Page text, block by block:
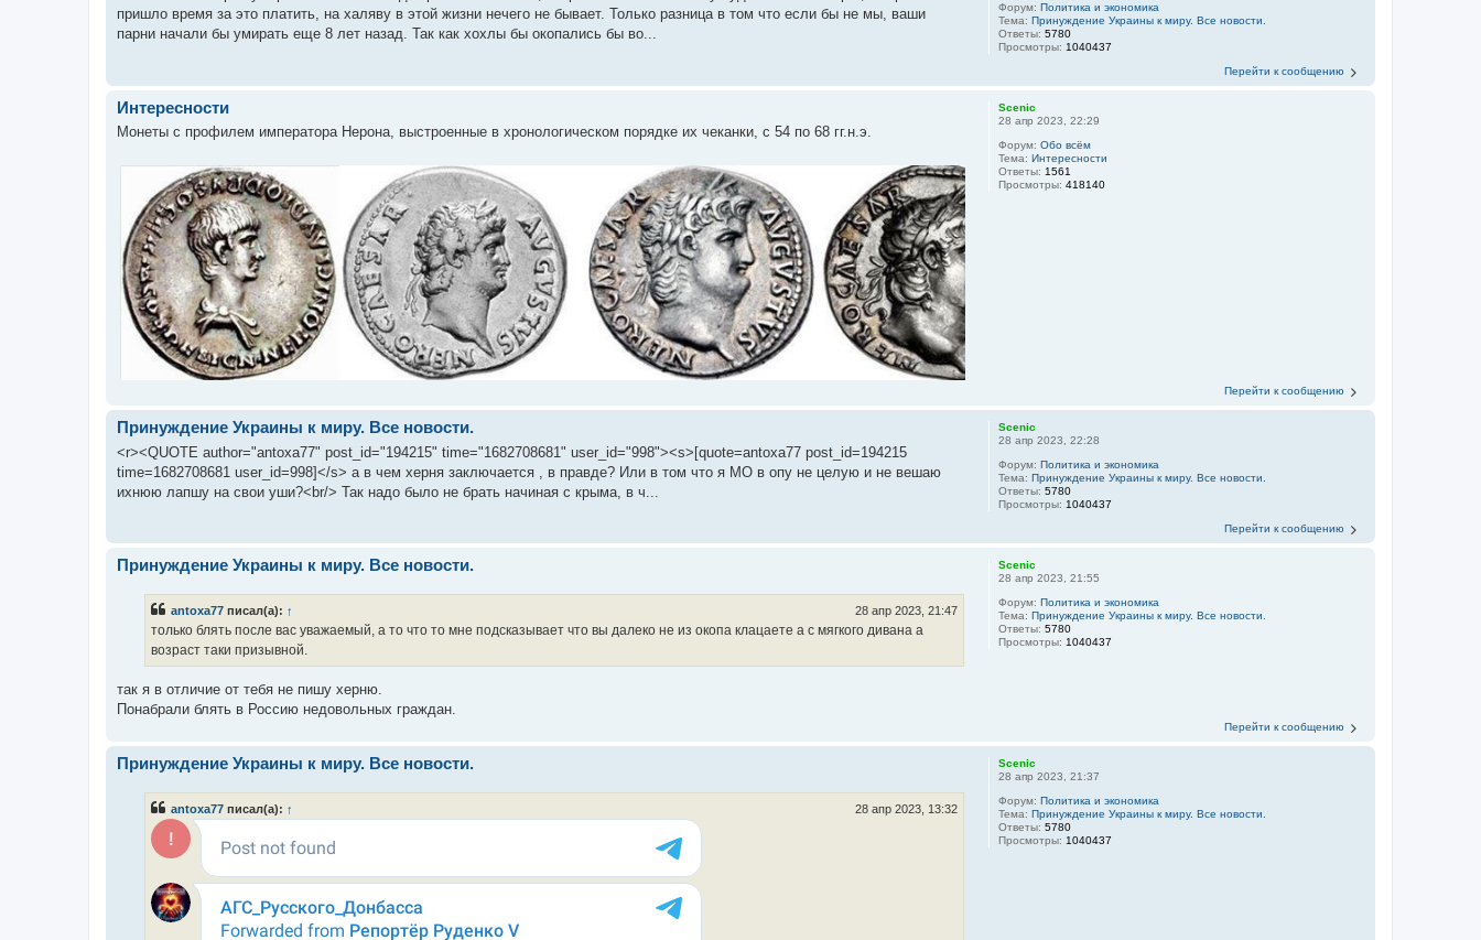
Форум:Политика и экономика
Тема:Принуждение Украины к миру. Все новости.
Ответы:5780
Просмотры: 1040437
пришло время за это платить, на халяву в этой жизни нечего не бывает. Только разница в том что если бы не мы, ваши
парни начали бы умирать еще 8 лет назад. Так как хохлы бы окопались бы во...
Перейти к сообщению
Scenic
28 апр 2023, 22:29
Форум:Обо всём
Тема:Интересности
Ответы: 1561
Просмотры:418140
Интересности
Монеты с профилем императора Нерона, выстроенные в хронологическом порядке их чеканки, с 54 по 68 гг.н.э.
Перейти к сообщению
Scenic
28 апр 2023, 22:28
Форум:Политика и экономика
Тема:Принуждение Украины к миру. Все новости.
Ответы:5780
Просмотры: 1040437
Принуждение Украины к миру. Все новости.
<r><QUOTE author="antoxa77" post_id="194215" time="1682708681" user_id="998"><s>[quote=antoxa77 post_id=194215
time=1682708681 user_id=998]</s> а в чем херня заключается , в правде? Или в том что я МО в опу не целую и не вешаю
ихнюю лапшу на свои уши?<br/> Так надо было не брать начиная с крыма, в ч...
Перейти к сообщению
Scenic
28 апр 2023, 21:55
Форум:Политика и экономика
Тема:Принуждение Украины к миру. Все новости.
Ответы:5780
Просмотры: 1040437
Принуждение Украины к миру. Все новости.
antoxa77 писал(а): ↑ 28 апр 2023, 21:47
только блять после вас уважаемый, а то что то мне подсказывает что вы далеко не из окопа клацаете а с мягкого дивана а
возраст таки призывной.
так я в отличие от тебя не пишу херню.
Понабрали блять в Россию недовольных граждан.
Перейти к сообщению
Scenic
28 апр 2023, 21:37
Форум:Политика и экономика
Тема:Принуждение Украины к миру. Все новости.
Ответы:5780
Просмотры: 1040437
Принуждение Украины к миру. Все новости.
antoxa77 писал(а): ↑ 28 апр 2023, 13:32